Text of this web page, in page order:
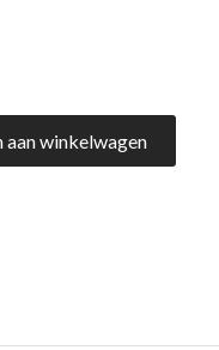
aan winkelwagen